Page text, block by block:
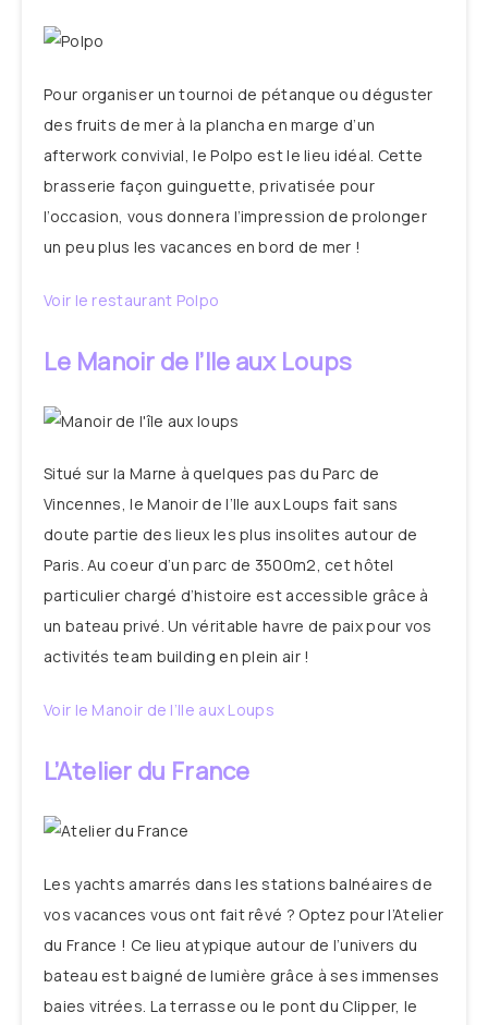
Pour organiser un tournoi de pétanque ou déguster
des fruits de mer à la plancha en marge d’un
afterwork convivial, le Polpo est le lieu idéal. Cette
brasserie façon guinguette, privatisée pour
l’occasion, vous donnera l’impression de prolonger
un peu plus les vacances en bord de mer !
Voir le restaurant Polpo
Le Manoir de l’Ile aux Loups
Situé sur la Marne à quelques pas du Parc de
Vincennes, le Manoir de l’Ile aux Loups fait sans
doute partie des lieux les plus insolites autour de
Paris. Au coeur d’un parc de 3500m2, cet hôtel
particulier chargé d’histoire est accessible grâce à
un bateau privé. Un véritable havre de paix pour vos
activités team building en plein air !
Voir le Manoir de l’Ile aux Loups
L’Atelier du France
Les yachts amarrés dans les stations balnéaires de
vos vacances vous ont fait rêvé ? Optez pour l’Atelier
du France ! Ce lieu atypique autour de l’univers du
bateau est baigné de lumière grâce à ses immenses
baies vitrées. La terrasse ou le pont du Clipper, le